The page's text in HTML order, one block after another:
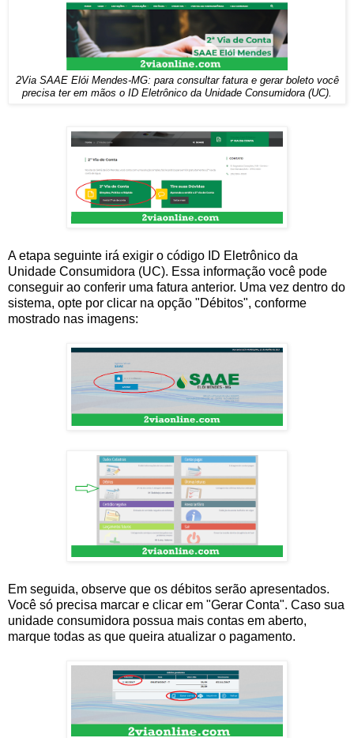
2Via SAAE Elói Mendes-MG: para consultar fatura e gerar boleto você
precisa ter em mãos o ID Eletrônico da Unidade Consumidora (UC).
A etapa seguinte irá exigir o código ID Eletrônico da
Unidade Consumidora (UC). Essa informação você pode
conseguir ao conferir uma fatura anterior. Uma vez dentro do
sistema, opte por clicar na opção "Débitos", conforme
mostrado nas imagens:
Em seguida, observe que os débitos serão apresentados.
Você só precisa marcar e clicar em "Gerar Conta". Caso sua
unidade consumidora possua mais contas em aberto,
marque todas as que queira atualizar o pagamento.